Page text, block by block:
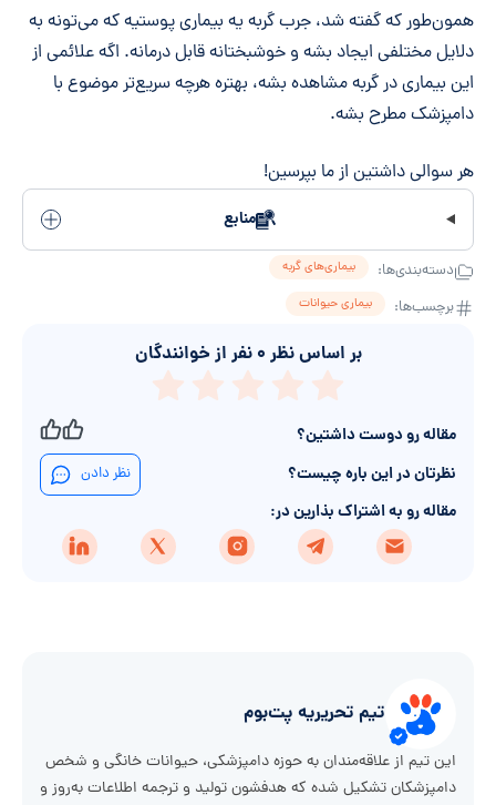
همون‌طور که گفته شد، جرب گربه یه بیماری پوستیه که می‌تونه به
دلایل مختلفی ایجاد بشه و خوشبختانه قابل درمانه. اگه علائمی از
این بیماری در گربه مشاهده بشه، بهتره هرچه سریع‌تر موضوع با
دامپزشک مطرح بشه.
هر سوالی داشتین از ما بپرسین!
منابع
دسته‌بندی‌ها: بیماری‌های گربه
برچسب‌ها: بیماری حیوانات
بر اساس نظر ۰ نفر از خوانندگان
مقاله رو دوست داشتین؟
نظرتان در این باره چیست؟
نظر دادن
مقاله رو به اشتراک بذارین در:
تیم تحریریه پت‌بوم
این تیم از علاقه‌مندان به حوزه دامپزشکی، حیوانات خانگی و شخص
دامپزشکان تشکیل شده که هدفشون تولید و ترجمه اطلاعات به‌روز و